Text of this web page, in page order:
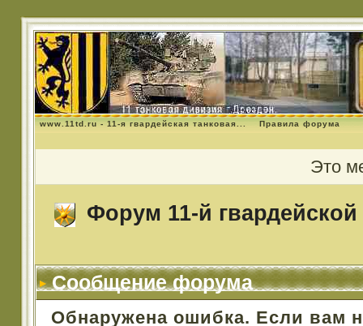
www.11td.ru - 11-я гвардейская танковая... Правила форума
Это
Форум 11-й гвардейской
Сообщение форума
Обнаружена ошибка. Если вам